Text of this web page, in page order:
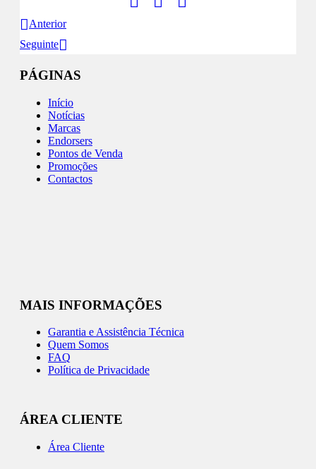
Anterior
Seguinte
PÁGINAS
Início
Notícias
Marcas
Endorsers
Pontos de Venda
Promoções
Contactos
MAIS INFORMAÇÕES
Garantia e Assistência Técnica
Quem Somos
FAQ
Política de Privacidade
ÁREA CLIENTE
Área Cliente